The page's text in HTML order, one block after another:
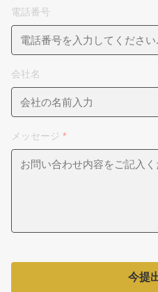
電話番号
会社名
メッセージ *
今提